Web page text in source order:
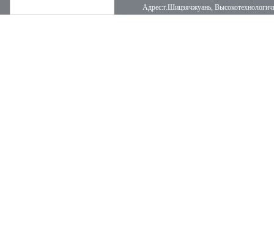
Адрес:г.Шицзячжуань,